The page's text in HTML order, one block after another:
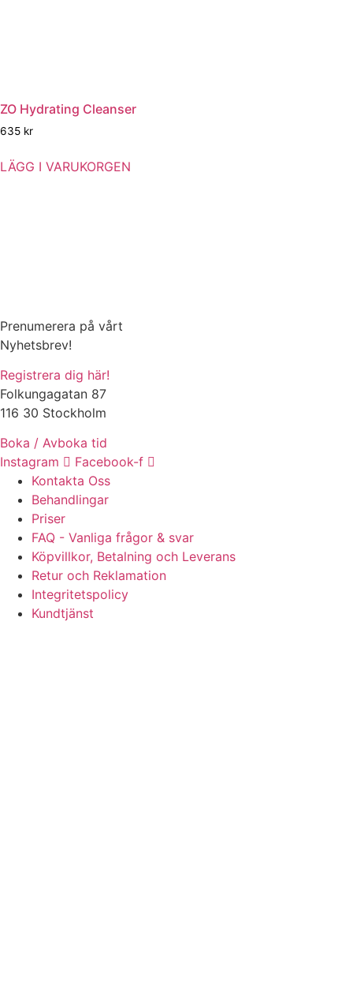
ZO Hydrating Cleanser
635 kr
LÄGG I VARUKORGEN
Prenumerera på vårt
Nyhetsbrev!
Registrera dig här!
Folkungagatan 87
116 30 Stockholm
Boka / Avboka tid
Instagram
Facebook-f
Kontakta Oss
Behandlingar
Priser
FAQ - Vanliga frågor & svar
Köpvillkor, Betalning och Leverans
Retur och Reklamation
Integritetspolicy
Kundtjänst